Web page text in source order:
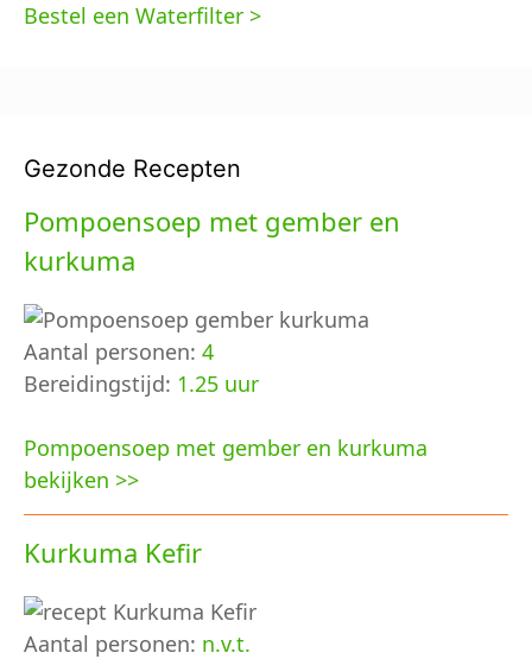
Bestel een Waterfilter >
Gezonde Recepten
Pompoensoep met gember en
kurkuma
Aantal personen: 4
Bereidingstijd: 1.25 uur
Pompoensoep met gember en kurkuma
bekijken >>
Kurkuma Kefir
Aantal personen: n.v.t.